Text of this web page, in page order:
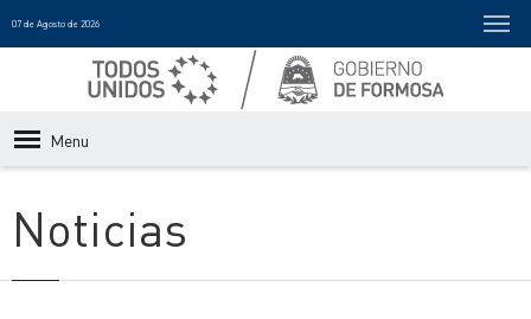
07 de Agosto de 2026
Menu
Noticias